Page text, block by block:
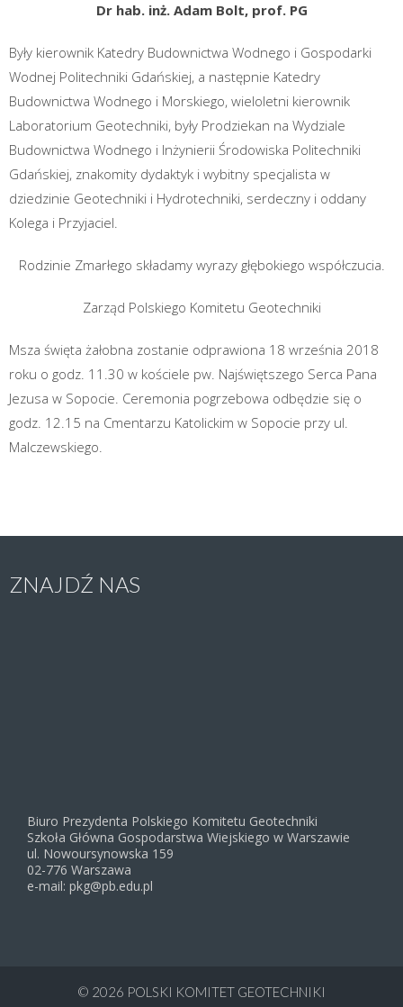
Dr hab. inż. Adam Bolt, prof. PG
Były kierownik Katedry Budownictwa Wodnego i Gospodarki
Wodnej Politechniki Gdańskiej, a następnie Katedry
Budownictwa Wodnego i Morskiego, wieloletni kierownik
Laboratorium Geotechniki, były Prodziekan na Wydziale
Budownictwa Wodnego i Inżynierii Środowiska Politechniki
Gdańskiej, znakomity dydaktyk i wybitny specjalista w
dziedzinie Geotechniki i Hydrotechniki, serdeczny i oddany
Kolega i Przyjaciel.
Rodzinie Zmarłego składamy wyrazy głębokiego współczucia.
Zarząd Polskiego Komitetu Geotechniki
Msza święta żałobna zostanie odprawiona 18 września 2018
roku o godz. 11.30 w kościele pw. Najświętszego Serca Pana
Jezusa w Sopocie. Ceremonia pogrzebowa odbędzie się o
godz. 12.15 na Cmentarzu Katolickim w Sopocie przy ul.
Malczewskiego.
ZNAJDŹ NAS
Biuro Prezydenta Polskiego Komitetu Geotechniki
Szkoła Główna Gospodarstwa Wiejskiego w Warszawie
ul. Nowoursynowska 159
02-776 Warszawa
e-mail: pkg@pb.edu.pl
© 2026 POLSKI KOMITET GEOTECHNIKI